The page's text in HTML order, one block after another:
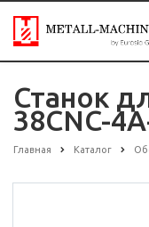
Станок
38CNC-
Главная Каталог